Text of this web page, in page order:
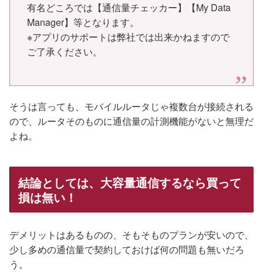
有名どころでは【通信量チェッカー】【My Data
Manager】等となります。
※アプリのサポートは弊社では出来かねますので
ご了承ください。
そうは言っても、モバイルルータじゃ複数台が接続される
ので、ルータそのものに通信量の計測機能がないと無理だ
よね。
結論としては、大容量通信するなら買って
損は無い！
デメリットはあるものの、そもそものプランが安いので、
少し多めの通信量で契約しておけば何の問題も無いだろ
う。